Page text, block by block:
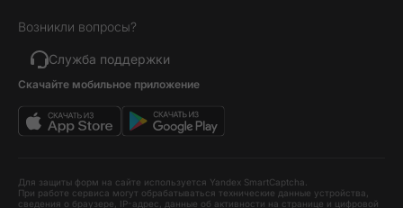
Товары дня
Выгодные комплекты
Хиты продаж
Уценка
Возникли вопросы?
Служба поддержки
Скачайте мобильное приложение
Для защиты форм на сайте используется Yandex SmartCaptcha.
При работе сервиса могут обрабатываться технические данные устройства,
сведения о браузере, IP-адрес, данные об активности на странице и цифровой